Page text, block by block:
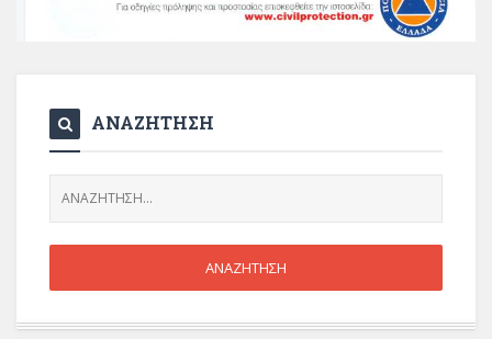
ΑΝΑΖΗΤΗΣΗ